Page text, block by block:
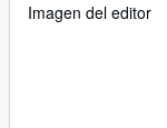
Imagen del editor